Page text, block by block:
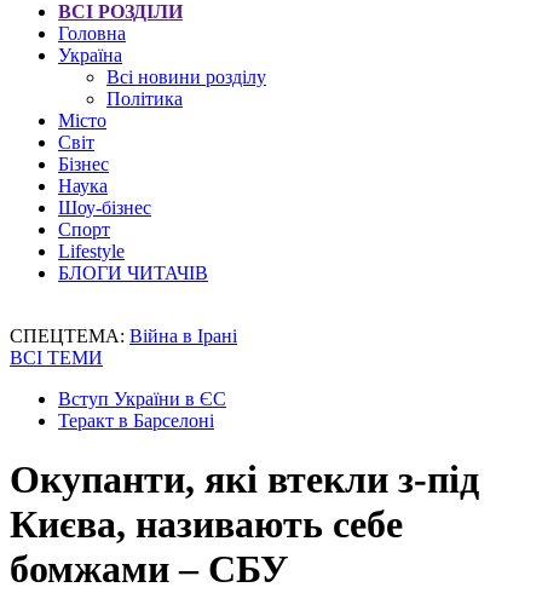
ВСІ РОЗДІЛИ
Головна
Україна
Всі новини розділу
Політика
Місто
Світ
Бізнес
Наука
Шоу-бізнес
Спорт
Lifestyle
БЛОГИ ЧИТАЧІВ
СПЕЦТЕМА: Війна в Ірані
ВСІ ТЕМИ
Вступ України в ЄС
Теракт в Барселоні
Окупанти, які втекли з-під
Києва, називають себе
бомжами – СБУ